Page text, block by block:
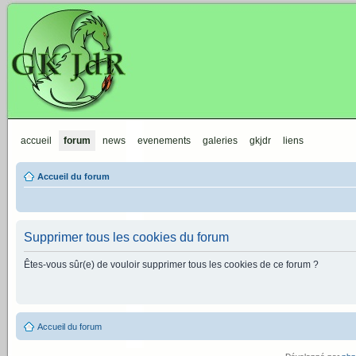
accueil forum news evenements galeries gkjdr liens
Accueil du forum
Supprimer tous les cookies du forum
Êtes-vous sûr(e) de vouloir supprimer tous les cookies de ce forum ?
Accueil du forum